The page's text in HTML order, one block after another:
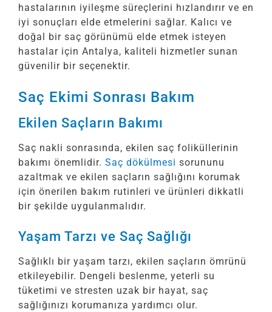
hastalarının iyileşme süreçlerini hızlandırır ve en
iyi sonuçları elde etmelerini sağlar. Kalıcı ve
doğal bir saç görünümü elde etmek isteyen
hastalar için Antalya, kaliteli hizmetler sunan
güvenilir bir seçenektir.
Saç Ekimi Sonrası Bakım
Ekilen Saçların Bakımı
Saç nakli sonrasında, ekilen saç foliküllerinin
bakımı önemlidir. Saç dökülmesi sorununu
azaltmak ve ekilen saçların sağlığını korumak
için önerilen bakım rutinleri ve ürünleri dikkatli
bir şekilde uygulanmalıdır.
Yaşam Tarzı ve Saç Sağlığı
Sağlıklı bir yaşam tarzı, ekilen saçların ömrünü
etkileyebilir. Dengeli beslenme, yeterli su
tüketimi ve stresten uzak bir hayat, saç
sağlığınızı korumanıza yardımcı olur.